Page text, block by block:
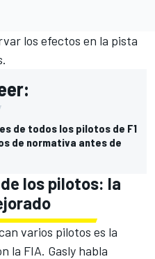
los efectos en la pista
de todos los pilotos de F1
de normativa antes de
los pilotos: la
varios pilotos es la
la FIA. Gasly habla